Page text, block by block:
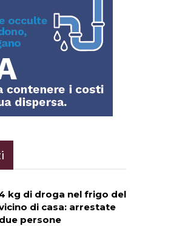
kg di droga nel frigo del
di casa: arrestate
due persone